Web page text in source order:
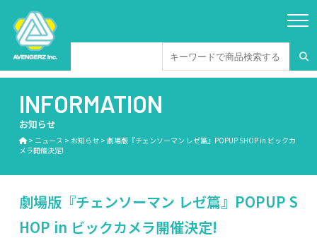
INFORMATION
お知らせ
> ニュース > お知らせ> 劇場版『チェンソーマン レゼ篇』POPUP SHOP in ビックカ
メラ開催決定!
劇場版『チェンソーマン レゼ篇』POPUP S
HOP in ビックカメラ開催決定!